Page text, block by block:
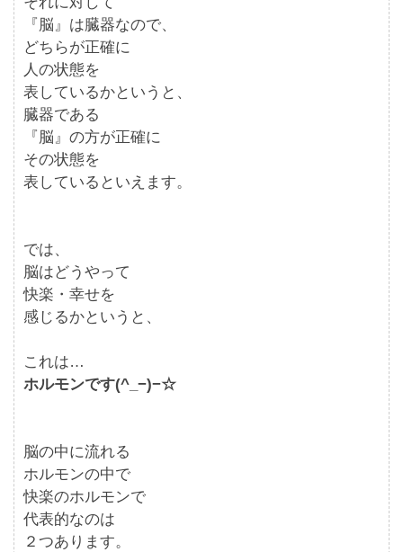
『脳』は臓器なので、
どちらが正確に
人の状態を
表しているかというと、
臓器である
『脳』の方が正確に
その状態を
表しているといえます。
では、
脳はどうやって
快楽・幸せを
感じるかというと、
これは…
ホルモンです(^_−)−☆
脳の中に流れる
ホルモンの中で
快楽のホルモンで
代表的なのは
２つあります。